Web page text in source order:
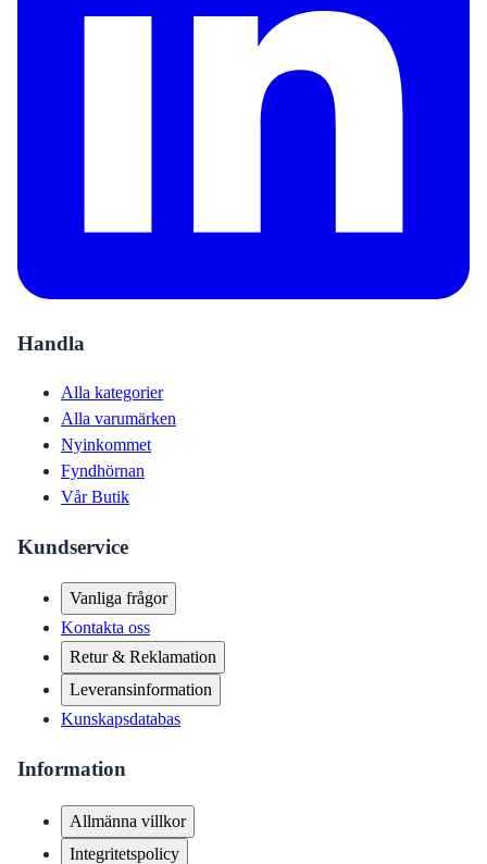
Handla
Alla kategorier
Alla varumärken
Nyinkommet
Fyndhörnan
Vår Butik
Kundservice
Vanliga frågor
Kontakta oss
Retur & Reklamation
Leveransinformation
Kunskapsdatabas
Information
Allmänna villkor
Integritetspolicy